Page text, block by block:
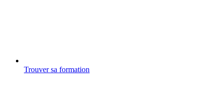
Trouver sa formation